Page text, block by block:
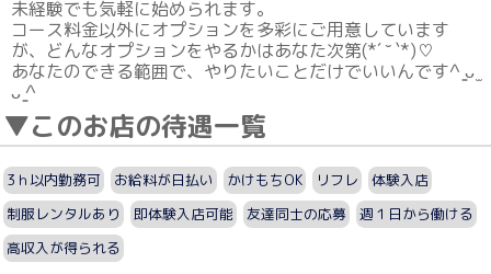
未経験でも気軽に始められます。
コース料金以外にオプションを多彩にご用意しています
が、どんなオプションをやるかはあなた次第(*´ ˘ `*)♡
あなたのできる範囲で、やりたいことだけでいいんです^ ̳ᴗ ̫
ᴗ ̳^
▼このお店の待遇一覧
3ｈ以内勤務可 お給料が日払い かけもちOK リフレ
体験入店
制服レンタルあり
即体験入店可能 友達同士の応募
週１日から働ける
高収入が得られる